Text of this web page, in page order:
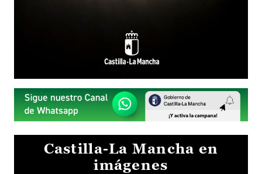
Castilla-La Mancha en
imágenes